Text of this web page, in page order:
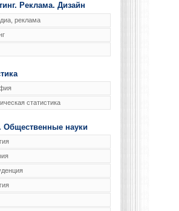
Реклама. Дизайн
реклама
статистика
Общественные науки